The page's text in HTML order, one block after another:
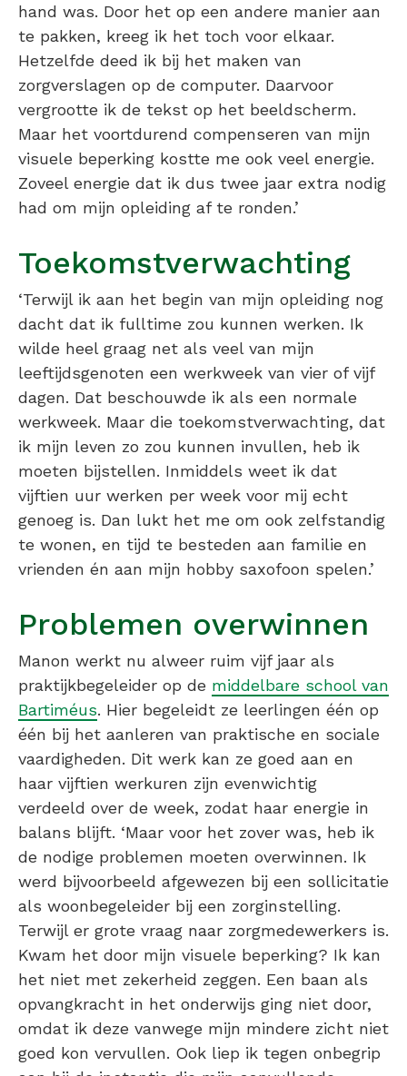
hand was. Door het op een andere manier aan
te pakken, kreeg ik het toch voor elkaar.
Hetzelfde deed ik bij het maken van
zorgverslagen op de computer. Daarvoor
vergrootte ik de tekst op het beeldscherm.
Maar het voortdurend compenseren van mijn
visuele beperking kostte me ook veel energie.
Zoveel energie dat ik dus twee jaar extra nodig
had om mijn opleiding af te ronden.’
Toekomstverwachting
‘Terwijl ik aan het begin van mijn opleiding nog
dacht dat ik fulltime zou kunnen werken. Ik
wilde heel graag net als veel van mijn
leeftijdsgenoten een werkweek van vier of vijf
dagen. Dat beschouwde ik als een normale
werkweek. Maar die toekomstverwachting, dat
ik mijn leven zo zou kunnen invullen, heb ik
moeten bijstellen. Inmiddels weet ik dat
vijftien uur werken per week voor mij echt
genoeg is. Dan lukt het me om ook zelfstandig
te wonen, en tijd te besteden aan familie en
vrienden én aan mijn hobby saxofoon spelen.’
Problemen overwinnen
Manon werkt nu alweer ruim vijf jaar als
praktijkbegeleider op de middelbare school van
Bartiméus. Hier begeleidt ze leerlingen één op
één bij het aanleren van praktische en sociale
vaardigheden. Dit werk kan ze goed aan en
haar vijftien werkuren zijn evenwichtig
verdeeld over de week, zodat haar energie in
balans blijft. ‘Maar voor het zover was, heb ik
de nodige problemen moeten overwinnen. Ik
werd bijvoorbeeld afgewezen bij een sollicitatie
als woonbegeleider bij een zorginstelling.
Terwijl er grote vraag naar zorgmedewerkers is.
Kwam het door mijn visuele beperking? Ik kan
het niet met zekerheid zeggen. Een baan als
opvangkracht in het onderwijs ging niet door,
omdat ik deze vanwege mijn mindere zicht niet
goed kon vervullen. Ook liep ik tegen onbegrip